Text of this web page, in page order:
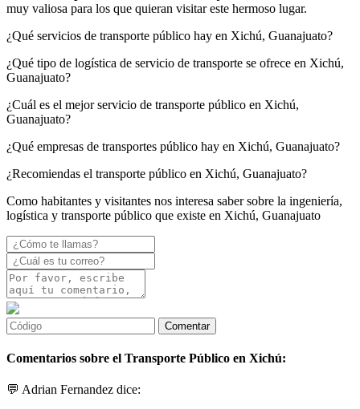
muy valiosa para los que quieran visitar este hermoso lugar.
¿Qué servicios de transporte público hay en Xichú, Guanajuato?
¿Qué tipo de logística de servicio de transporte se ofrece en Xichú,
Guanajuato?
¿Cuál es el mejor servicio de transporte público en Xichú,
Guanajuato?
¿Qué empresas de transportes público hay en Xichú, Guanajuato?
¿Recomiendas el transporte público en Xichú, Guanajuato?
Como habitantes y visitantes nos interesa saber sobre la ingeniería,
logística y transporte público que existe en Xichú, Guanajuato
Comentarios sobre el Transporte Público en Xichú:
💬 Adrian Fernandez dice: